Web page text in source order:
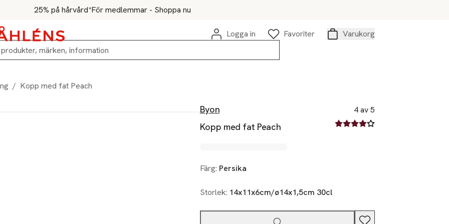
25% på hårvård*För medlemmar - Shoppa nu
Logga in
Favoriter
Varukorg
/ Kopp med fat Peach
Byon
Kopp med fat Peach
4 av 5
4 av fem stjärnor
Färg: Persika
Storlek: 14x11x6cm/ø14x1,5cm 30cl